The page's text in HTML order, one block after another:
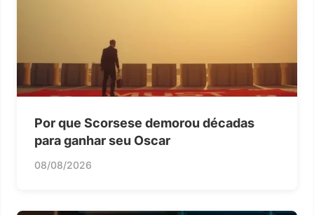
Por que Scorsese demorou décadas
para ganhar seu Oscar
08/08/2026